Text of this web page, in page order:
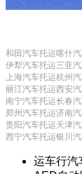
和田汽车托运喀什
伊犁汽车托运三亚
上海汽车托运杭州
丽江汽车托运西安
南宁汽车托运长春
郑州汽车托运济南
贵阳汽车托运天津
西宁汽车托运银川
运车行汽